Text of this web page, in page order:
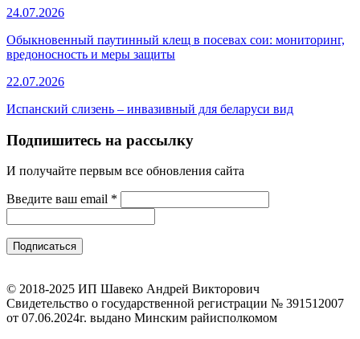
24.07.2026
Обыкновенный паутинный клещ в посевах сои: мониторинг,
вредоносность и меры защиты
22.07.2026
Испанский слизень – инвазивный для беларуси вид
Подпишитесь на рассылку
И получайте первым все обновления сайта
Введите ваш email *
© 2018-2025 ИП Шавеко Андрей Викторович
Свидетельство о государственной регистрации № 391512007
от 07.06.2024г. выдано Минским райисполкомом